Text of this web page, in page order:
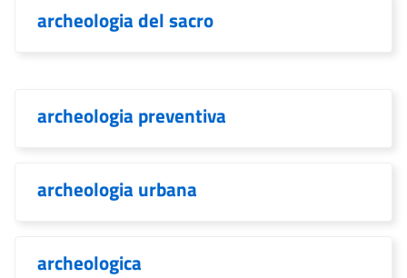
archeologia del sacro
archeologia preventiva
archeologia urbana
archeologica